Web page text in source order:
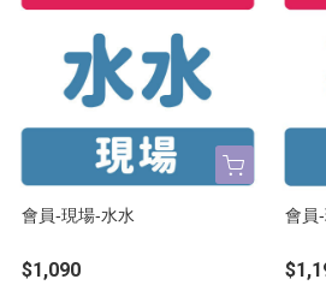
會員-現場-水水
$1,090
會員